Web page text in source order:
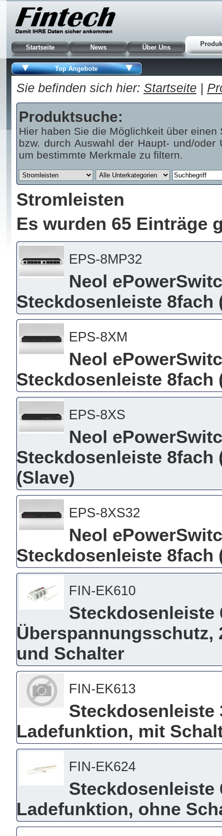
Startseite News Über Uns
Top Angebote
Sie befinden sich hier: Startseite |
Produktsuche:
Hier haben Sie die Möglichkeit über
bzw. durch Auswahl der Haupt- und/
um bestimmte Merkmale zu filtern.
Stromleisten
Es wurden 65 Einträge
EPS-8MP32
Neol
Steckdosenleiste 8fach
EPS-8XM
Neol
Steckdosenleiste 8fach
EPS-8XS
Neol
Steckdosenleiste 8fach
(Slave)
EPS-8XS32
Neol
Steckdosenleiste 8fach
FIN-EK610
Steckdosenleiste
Überspannungsschutz,
und Schalter
FIN-EK613
Steckdosenleiste
Ladefunktion, mit
FIN-EK624
Steckdosenleiste
Ladefunktion, ohne